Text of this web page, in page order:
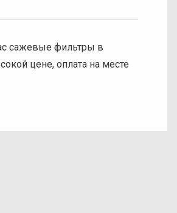
сажевые фильтры в
цене, оплата на месте